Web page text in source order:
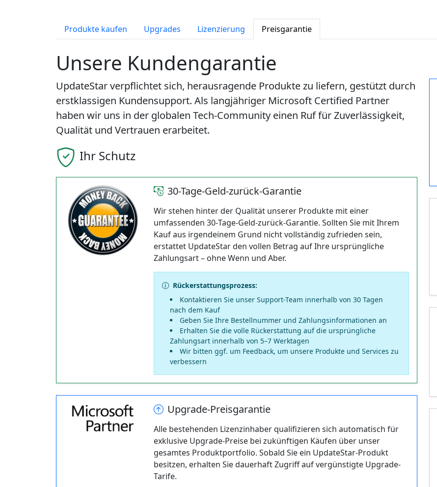
Produkte kaufen Upgrades Lizenzierung Preisgarantie
Unsere Kundengarantie
UpdateStar verpflichtet sich, herausragende Produkte zu liefern, gestützt durch
erstklassigen Kundensupport. Als langjähriger Microsoft Certified Partner
haben wir uns in der globalen Tech-Community einen Ruf für Zuverlässigkeit,
Qualität und Vertrauen erarbeitet.
Ihr Schutz
30-Tage-Geld-zurück-Garantie
Wir stehen hinter der Qualität unserer Produkte mit einer
umfassenden 30‑Tage‑Geld‑zurück‑Garantie. Sollten Sie mit Ihrem
Kauf aus irgendeinem Grund nicht vollständig zufrieden sein,
erstattet UpdateStar den vollen Betrag auf Ihre ursprüngliche
Zahlungsart – ohne Wenn und Aber.
Rückerstattungsprozess:
Kontaktieren Sie unser Support-Team innerhalb von 30 Tagen
nach dem Kauf
Geben Sie Ihre Bestellnummer und Zahlungsinformationen an
Erhalten Sie die volle Rückerstattung auf die ursprüngliche
Zahlungsart innerhalb von 5–7 Werktagen
Wir bitten ggf. um Feedback, um unsere Produkte und Services zu
verbessern
Upgrade-Preisgarantie
Alle bestehenden Lizenzinhaber qualifizieren sich automatisch für
exklusive Upgrade-Preise bei zukünftigen Käufen über unser
gesamtes Produktportfolio. Sobald Sie ein UpdateStar-Produkt
besitzen, erhalten Sie dauerhaft Zugriff auf vergünstigte Upgrade-
Tarife.